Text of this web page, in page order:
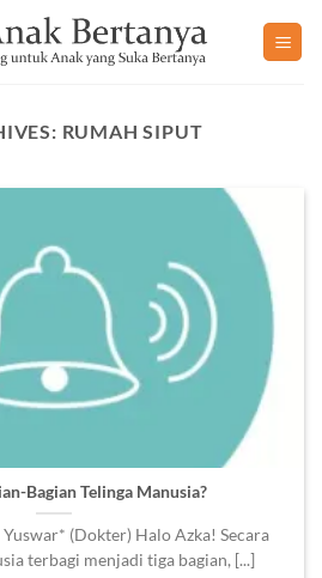
RUMAH SIPUT
Bagian Telinga Manusia?
(Dokter) Halo Azka! Secara
terbagi menjadi tiga bagian, [...]